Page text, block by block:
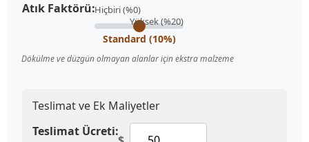
Atık Faktörü:Hiçbiri (%0)
Yüksek (%20)
Standard (10%)
Dökülme ve düzgün olmayan alanlar için ekstra malzeme
Teslimat ve Ek Maliyetler
Teslimat Ücreti: